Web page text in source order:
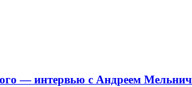
— интервью с Андреем